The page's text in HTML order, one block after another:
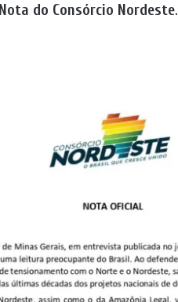
do Consórcio Nordeste.